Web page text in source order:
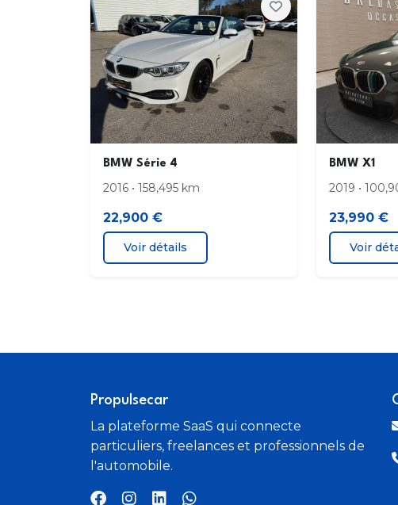
BMW Série 4
2016 • 158,495 km
22,900 €
Voir détails
BMW X1
2019 •
23,990 €
Voir
Propulsecar
La plateforme SaaS qui connecte
particuliers, freelances et professionnels de
l'automobile.